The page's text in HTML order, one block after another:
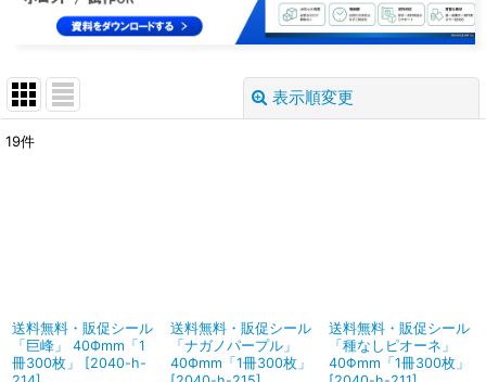
表示順変更
19件
送料無料・販促シール
「巨峰」 40Фmm「1
冊300枚」
[2040-h-
送料無料・販促シール
「ナガノパープル」
40Фmm「1冊300枚」
送料無料・販促シール
「種なしピオーネ」
40Φmm「1冊300枚」